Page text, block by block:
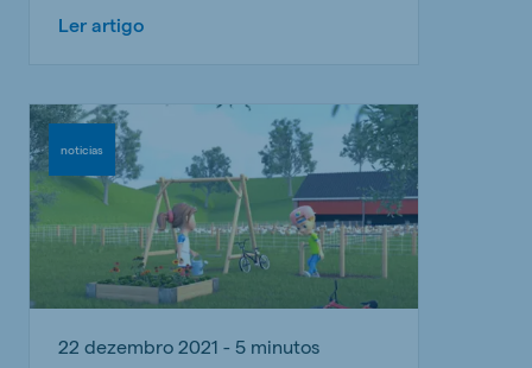
Ler artigo
noticias
22 dezembro 2021 - 5 minutos